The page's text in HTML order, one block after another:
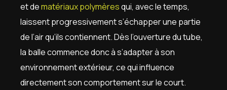
et dematériaux polymèresqui, avec le temps,
laissent progressivement s’échapper une partie
de l’air qu’ils contiennent. Dès l’ouverture du tube,
la balle commence donc à s’adapter à son
environnement extérieur, ce qui influence
directement son comportement sur le court.